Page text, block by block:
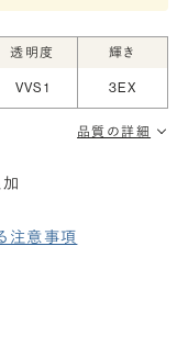
透明度 輝き
VVS1 3EX
品質の詳細
注意事項